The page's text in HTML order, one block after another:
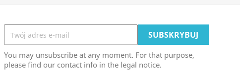
You may unsubscribe at any moment. For that purpose,
please find our contact info in the legal notice.